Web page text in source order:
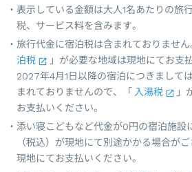
表示している金額は大人1名あたりの旅
税、サービス料を含みます。
旅行代金に宿泊税は含まれておりませ
泊税
」が必要な地域は現地にてお支
2027年4月1日以降の宿泊につきまして
まれておりませんので、「 入湯税
」
お支払いください。
添い寝こどもなど代金が0円の宿泊施設
（税込）が現地にて別途かかる場合が
現地にてお支払いください。